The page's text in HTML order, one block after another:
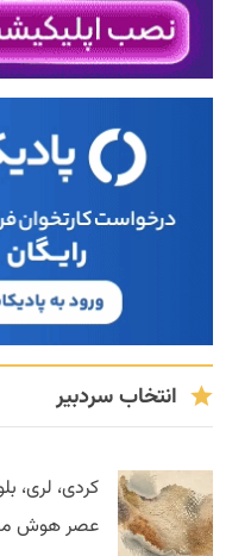
انتخاب سردبیر
کردی، لری،
عصر هوش